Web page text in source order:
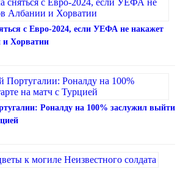
с Евро-2024, если УЕФА не накажет
и Хорватии
Роналду на 100% заслужил выйти